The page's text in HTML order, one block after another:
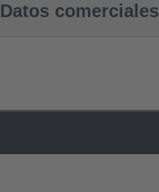
Datos comerciales